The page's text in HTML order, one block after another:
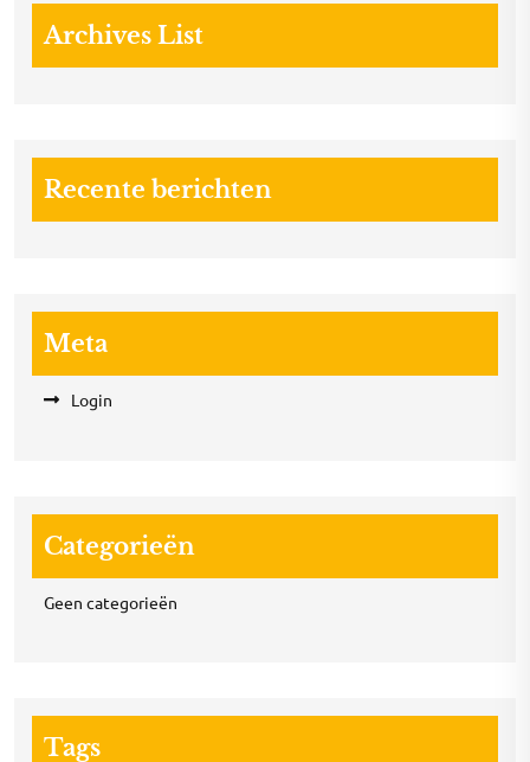
Archives List
Recente berichten
Meta
Login
Categorieën
Geen categorieën
Tags